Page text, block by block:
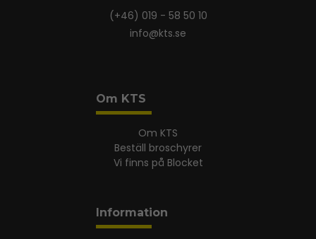
(+46) 019 - 58 50 10
info@kts.se
Om KTS
Om KTS
Beställ broschyrer
Vi finns på Blocket
Information